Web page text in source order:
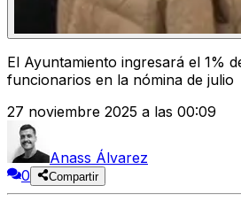
El Ayuntamiento ingresará el 1%
funcionarios en la nómina de julio
27 noviembre 2025 a las 00:09
Anass Álvarez
0
Compartir